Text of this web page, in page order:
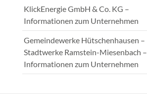
KlickEnergie GmbH & Co. KG –
Informationen zum Unternehmen
Gemeindewerke Hütschenhausen –
Stadtwerke Ramstein-Miesenbach –
Informationen zum Unternehmen